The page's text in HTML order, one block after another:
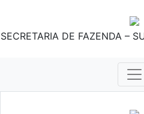
SECRETARIA DE FAZENDA –